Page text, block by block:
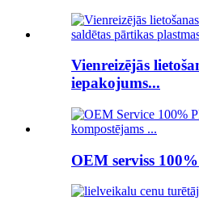
Vienreizējās
iepakojums...
OEM serviss